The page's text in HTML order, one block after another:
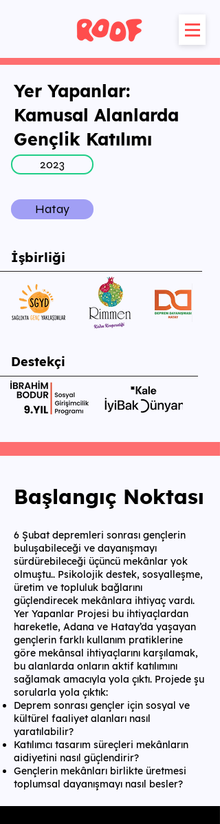
Yer Yapanlar:
Kamusal Alanlarda
Gençlik Katılımı
2023
Hatay
İşbirliği
Destekçi
Başlangıç Noktası
6 Şubat depremleri sonrası gençlerin
buluşabileceği ve dayanışmayı
sürdürebileceği üçüncü mekânlar yok
olmuştu.. Psikolojik destek, sosyalleşme,
üretim ve topluluk bağlarını
güçlendirecek mekânlara ihtiyaç vardı.
Yer Yapanlar Projesi bu ihtiyaçlardan
hareketle, Adana ve Hatay’da yaşayan
gençlerin farklı kullanım pratiklerine
göre mekânsal ihtiyaçlarını karşılamak,
bu alanlarda onların aktif katılımını
sağlamak amacıyla yola çıktı. Projede şu
sorularla yola çıktık:
Deprem sonrası gençler için sosyal ve
kültürel faaliyet alanları nasıl
yaratılabilir?
Katılımcı tasarım süreçleri mekânların
aidiyetini nasıl güçlendirir?
Gençlerin mekânları birlikte üretmesi
toplumsal dayanışmayı nasıl besler?